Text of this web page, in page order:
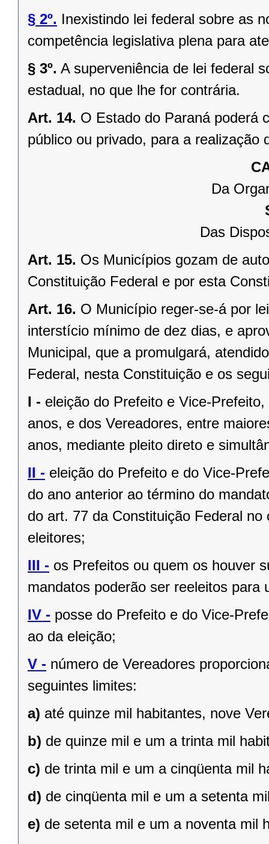
§ 2º. Inexistindo lei federal sobre as
competência legislativa plena para
§ 3º. A superveniência de lei federal
estadual, no que lhe for contrária.
Art. 14. O Estado do Paraná poderá
público ou privado, para a realização
Da
Das
Art. 15. Os Municípios gozam de
Constituição Federal e por esta
Art. 16. O Município reger-se-á por
interstício mínimo de dez dias, e
Municipal, que a promulgará,
Federal, nesta Constituição e os
I - eleição do Prefeito e Vice-
anos, e dos Vereadores, entre
anos, mediante pleito direto e
II - eleição do Prefeito e do Vice-
do ano anterior ao término do
do art. 77 da Constituição Federal
eleitores;
III - os Prefeitos ou quem os houver
mandatos poderão ser reeleitos para
IV - posse do Prefeito e do Vice-
ao da eleição;
V - número de Vereadores
seguintes limites:
a) até quinze mil habitantes, nove
b) de quinze mil e um a trinta mil
c) de trinta mil e um a cinqüenta mil
d) de cinqüenta mil e um a setenta
e) de setenta mil e um a noventa mil